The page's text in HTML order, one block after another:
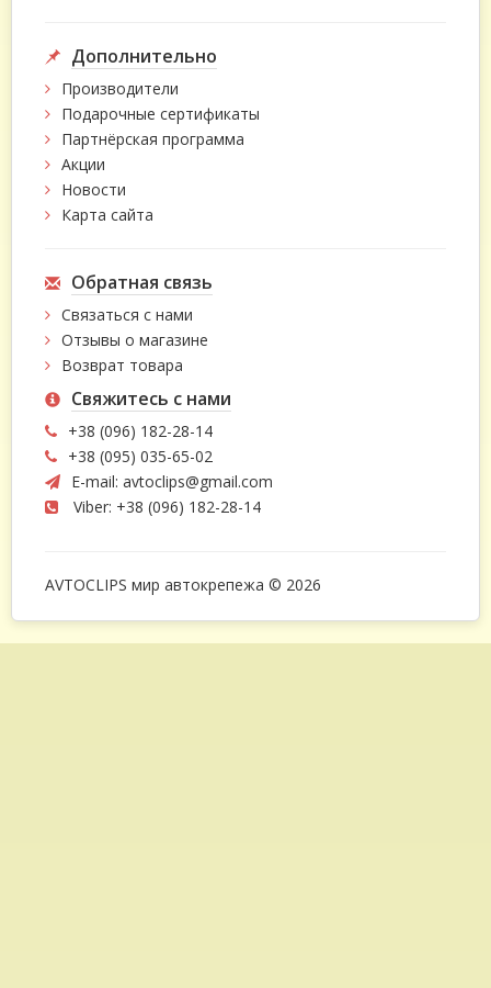
Дополнительно
Производители
Подарочные сертификаты
Партнёрская программа
Акции
Новости
Карта сайта
Обратная связь
Связаться с нами
Отзывы о магазине
Возврат товара
Свяжитесь с нами
+38 (096) 182-28-14
+38 (095) 035-65-02
E-mail: avtoclips@gmail.com
Viber: +38 (096) 182-28-14
AVTOCLIPS мир автокрепежа © 2026